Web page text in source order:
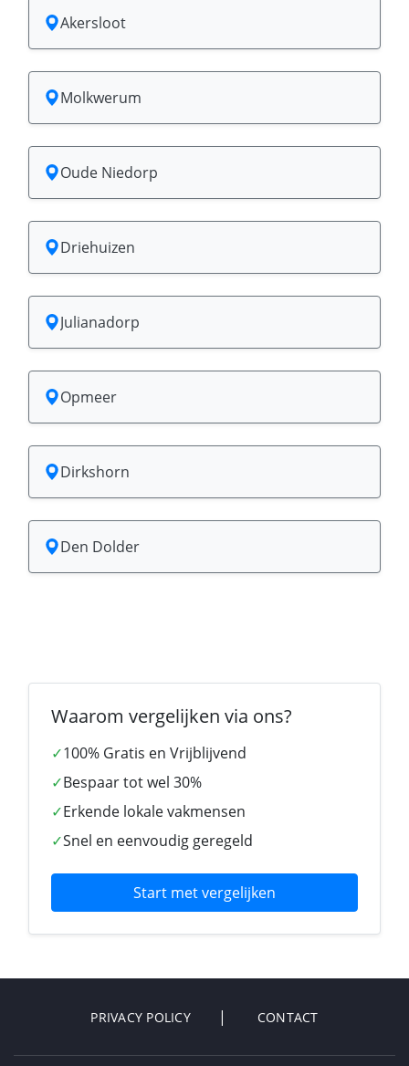
Akersloot
Molkwerum
Oude Niedorp
Driehuizen
Julianadorp
Opmeer
Dirkshorn
Den Dolder
Waarom vergelijken via ons?
✓100% Gratis en Vrijblijvend
✓Bespaar tot wel 30%
✓Erkende lokale vakmensen
✓Snel en eenvoudig geregeld
Start met vergelijken
PRIVACY POLICY CONTACT